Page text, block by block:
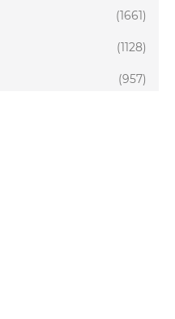
(1661)
(1128)
(957)